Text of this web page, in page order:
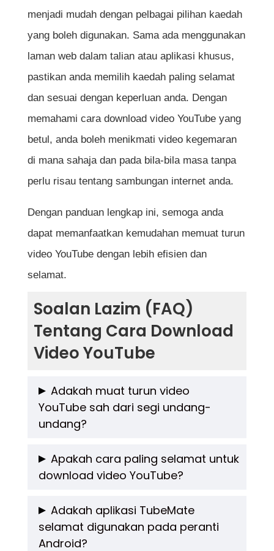
menjadi mudah dengan pelbagai pilihan kaedah
yang boleh digunakan. Sama ada menggunakan
laman web dalam talian atau aplikasi khusus,
pastikan anda memilih kaedah paling selamat
dan sesuai dengan keperluan anda. Dengan
memahami cara download video YouTube yang
betul, anda boleh menikmati video kegemaran
di mana sahaja dan pada bila-bila masa tanpa
perlu risau tentang sambungan internet anda.
Dengan panduan lengkap ini, semoga anda
dapat memanfaatkan kemudahan memuat turun
video YouTube dengan lebih efisien dan
selamat.
Soalan Lazim (FAQ)
Tentang Cara Download
Video YouTube
Adakah muat turun video
YouTube sah dari segi undang-
undang?
Secara umumnya, YouTube tidak
membenarkan pengguna memuat turun video
anda memuat turun video untuk kegunaan
peribadi tanpa tujuan komersial, biasanya ini
Apakah cara paling selamat untuk
download video YouTube?
Cara paling selamat adalah dengan
menggunakan laman web atau aplikasi yang
popular, dipercayai, serta bebas daripada
Adakah aplikasi TubeMate
selamat digunakan pada peranti
Android?